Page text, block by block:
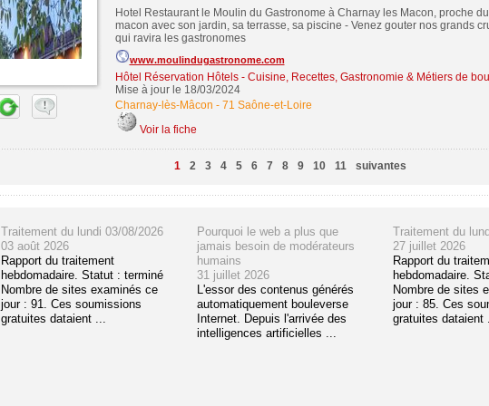
Hotel Restaurant le Moulin du Gastronome à Charnay les Macon, proche
macon avec son jardin, sa terrasse, sa piscine - Venez gouter nos grands
qui ravira les gastronomes
www.moulindugastronome.com
Hôtel Réservation Hôtels- Cuisine, Recettes, Gastronomie & Métiers de
Mise à jour le 18/03/2024
Charnay-lès-Mâcon - 71 Saône-et-Loire
Voir la fiche
1 2 3 4 5 6 7 8 9 10 11 suivantes
Traitement du lundi 03/08/2026
03 août 2026
Rapport du traitement
hebdomadaire. Statut : terminé
Nombre de sites examinés ce
jour : 91. Ces soumissions
gratuites dataient ...
Pourquoi le web a plus que
jamais besoin de modérateurs
humains
31 juillet 2026
L'essor des contenus générés
automatiquement bouleverse
Internet. Depuis l'arrivée des
intelligences artificielles ...
Traitement du
27 juillet 2026
Rapport du
hebdomadaire.
Nombre de sites
jour : 85. Ces
gratuites dataient